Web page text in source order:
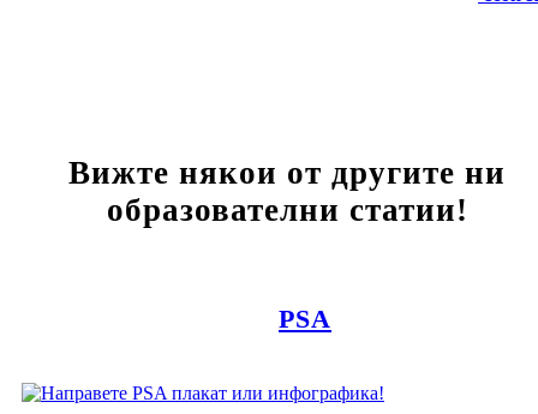
Вижте някои от другите ни
образователни статии!
PSA